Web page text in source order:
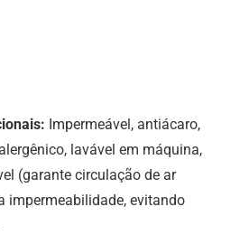
Impermeável, antiácaro,
lavável em máquina,
(garante circulação de ar
impermeabilidade, evitando